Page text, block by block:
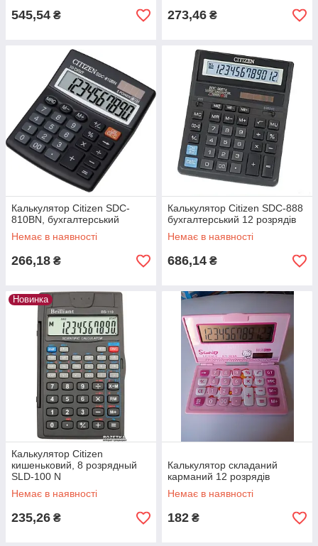
545,54 ₴ 273,46 ₴
Калькулятор Citizen SDC-
810BN, бухгалтерський
Немає в наявності
266,18 ₴
Калькулятор Citizen SDC-888
бухгалтерський 12 розрядів
Немає в наявності
686,14 ₴
Новинка
Калькулятор Citizen
кишеньковий, 8 розрядный
SLD-100 N
Немає в наявності
235,26 ₴
Калькулятор складаний
карманий 12 розрядів
Немає в наявності
182 ₴